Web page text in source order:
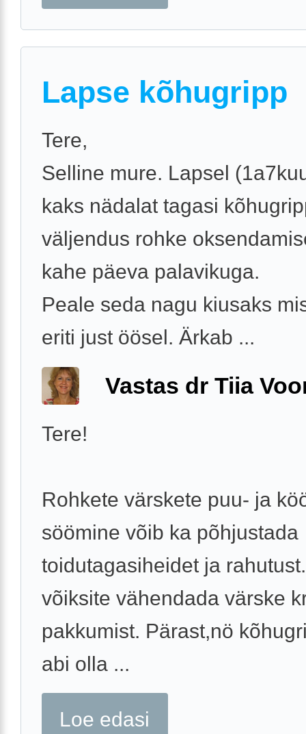
Lapse kõhugripp
Tere,
Selline mure. Lapsel
kaks nädalat tagasi
väljendus rohke
kahe päeva palavikuga.
Peale seda nagu kiusaks
eriti just öösel. Ärkab ...
Vastas dr Tiia
Tere!
Rohkete värskete puu- ja
söömine võib ka põhjustada
toidutagasiheidet ja
võiksite vähendada värske
pakkumist. Pärast,nö
abi olla ...
Loe edasi